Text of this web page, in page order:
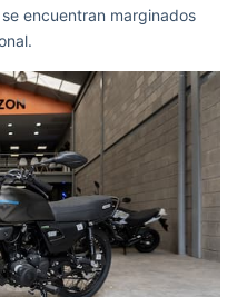
encuentran marginados